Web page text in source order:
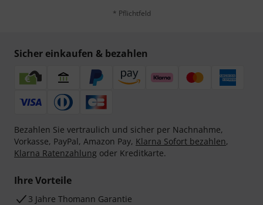
* Pflichtfeld
Sicher einkaufen & bezahlen
Bezahlen Sie vertraulich und sicher per Nachnahme,
Vorkasse, PayPal, Amazon Pay, Klarna Sofort bezahlen,
Klarna Ratenzahlung oder Kreditkarte.
Ihre Vorteile
3 Jahre Thomann Garantie